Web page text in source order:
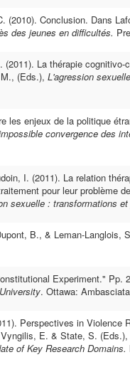
(2010). Conclusion. Dans
des jeunes en difficultés.
(2011). La thérapie
(Eds.), L'agression
les enjeux de la politique
convergence des
I. (2011). La relation
pour leur problème
sexuelle : transformations et
B., & Leman-Langlois,
Experiment." Pp.
. Ottawa:
Perspectives in Violence
Vyngilis, E. & State, S. (Eds.),
of Key Research Domains.